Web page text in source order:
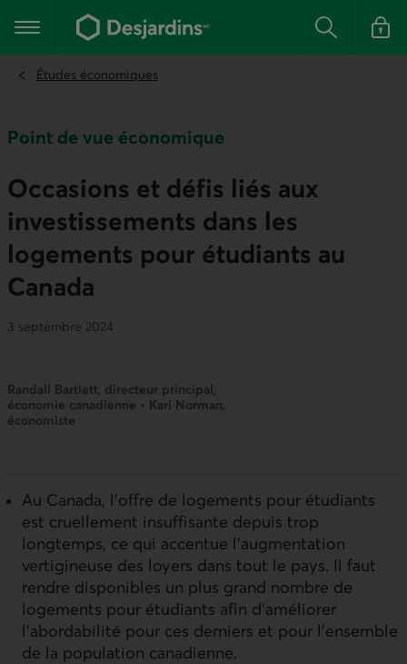
contenu
Menu principal Rechercher
Se
Études économiques
Point de vue économique
Occasions et défis liés aux
investissements dans les
logements pour étudiants au
Canada
3 septembre 2024
Randall Bartlett, directeur principal,
économie canadienne • Kari Norman,
économiste
Au Canada, l’offre de logements pour étudiants
est cruellement insuffisante depuis trop
longtemps, ce qui accentue l’augmentation
vertigineuse des loyers dans tout le pays. Il faut
rendre disponibles un plus grand nombre de
logements pour étudiants afin d’améliorer
l’abordabilité pour ces derniers et pour l’ensemble
de la population canadienne.